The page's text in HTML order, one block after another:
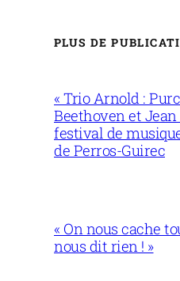
PLUS DE
« Trio Arnold :
Beethoven et Jean
festival de
de Perros-Guirec
« On nous cache
nous dit rien ! »